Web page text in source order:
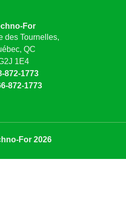
For
des Tournelles,
QC
1E4
872-1773
872-1773
For 2026